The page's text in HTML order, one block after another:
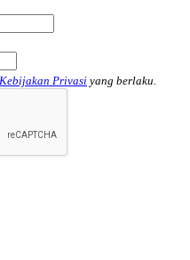
Kebijakan Privasi yang berlaku.